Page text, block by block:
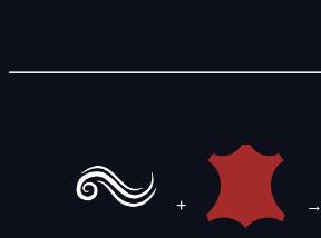
+ →